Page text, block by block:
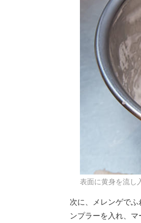
表面に黄身を流し
次に、メレンゲで
ンプラーを入れ、